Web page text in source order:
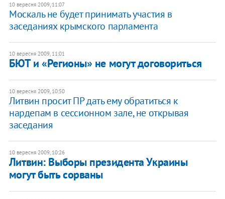
10 вересня 2009, 11:07
Москаль не будет принимать участия в
заседаниях крымского парламента
10 вересня 2009, 11:01
БЮТ и «Регионы» не могут договориться
10 вересня 2009, 10:50
Литвин просит ПР дать ему обратиться к
нардепам в сессионном зале, не открывая
заседания
10 вересня 2009, 10:26
Литвин: Выборы президента Украины
могут быть сорваны